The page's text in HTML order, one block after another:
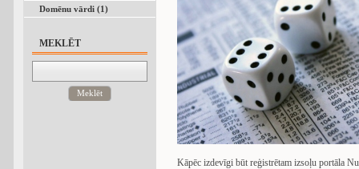
Domēnu vārdi (1)
MEKLĒT
Meklēt
Kāpēc izdevīgi būt reģistrētam izsoļu portāla